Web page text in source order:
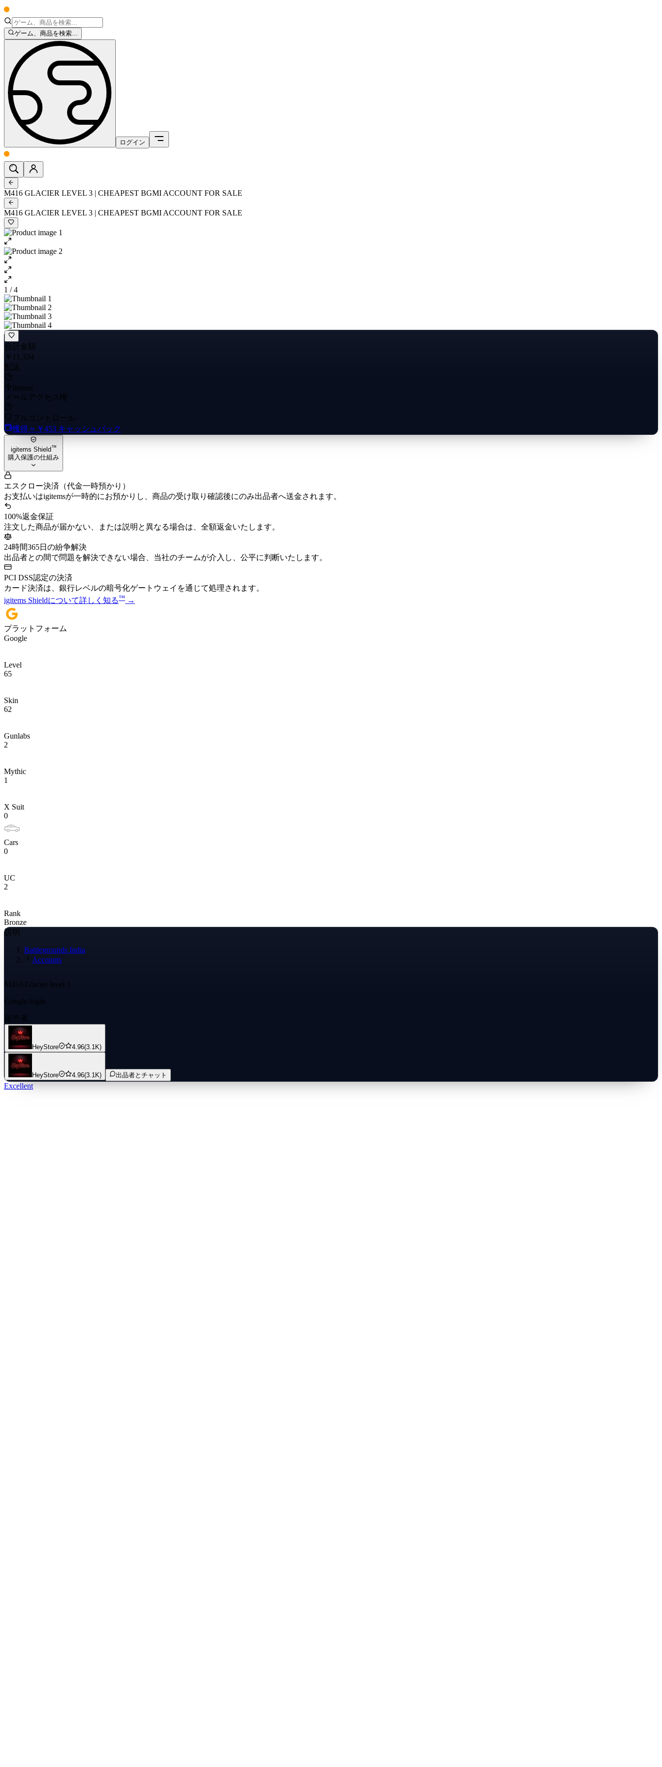
ゲーム、商品を検索...
ログイン
M416 GLACIER LEVEL 3 | CHEAPEST BGMI ACCOUNT FOR SALE
M416 GLACIER LEVEL 3 | CHEAPEST BGMI ACCOUNT FOR SALE
1 / 4
合計金額
￥11,334
配送
Instant
メールアクセス権
フルコントロール
獲得 ≈ ￥453 キャッシュバック
igitems Shield™
購入保護の仕組み
エスクロー決済（代金一時預かり）
お支払いはigitemsが一時的にお預かりし、商品の受け取り確認後にのみ出品者へ送金されます。
100%返金保証
注文した商品が届かない、または説明と異なる場合は、全額返金いたします。
24時間365日の紛争解決
出品者との間で問題を解決できない場合、当社のチームが介入し、公平に判断いたします。
PCI DSS認定の決済
カード決済は、銀行レベルの暗号化ゲートウェイを通じて処理されます。
igitems Shieldについて詳しく知る™ →
プラットフォーム
Google
Level
65
Skin
62
Gunlabs
2
Mythic
1
X Suit
0
Cars
0
UC
2
Rank
Bronze
説明
Battlegrounds India
Accounts
M416 Glacier level 3
Google login
販売者
HeyStore 4.96(3.1K)
HeyStore 4.96(3.1K) 出品者とチャット
Excellent